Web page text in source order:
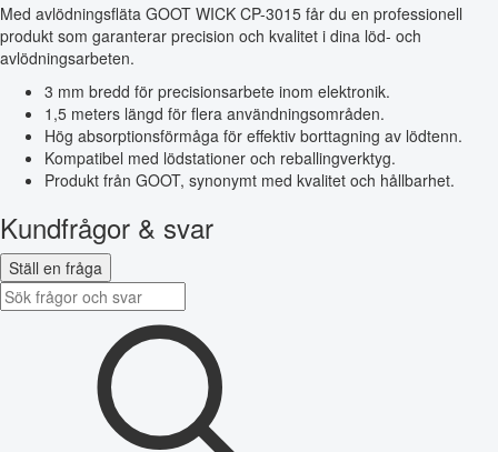
Med avlödningsfläta GOOT WICK CP-3015 får du en professionell
produkt som garanterar precision och kvalitet i dina löd- och
avlödningsarbeten.
3 mm bredd för precisionsarbete inom elektronik.
1,5 meters längd för flera användningsområden.
Hög absorptionsförmåga för effektiv borttagning av lödtenn.
Kompatibel med lödstationer och reballingverktyg.
Produkt från GOOT, synonymt med kvalitet och hållbarhet.
Kundfrågor & svar
Ställ en fråga